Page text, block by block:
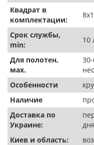
Квадрат в
комплектации:
Срок службы,
min:
10
Для полотен,
мах.
Особенности
Наличие
Доставка по
Украине:
Киев и область: